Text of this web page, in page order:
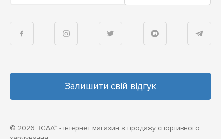
Залишити свій відгук
© 2026 BCAA™ - інтернет магазин з продажу спортивного